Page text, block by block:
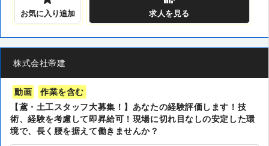
お気に入り追加 求人 を見る
株式会社帝建
動画
作業を含む
【鳶・土工スタッフ大募集！】あなたの経験評価します！技
術、経験を考慮して即昇給可！現場に切れ目なしの安定した環
境で、長く腰を据えて働きませんか？